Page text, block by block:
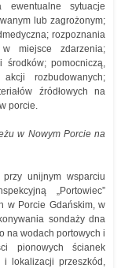
ewentualne sytuacje
lub zagrożonym;
rozpoznania
miejsce zdarzenia;
środków; pomocniczą,
rozbudowanych;
źródłowych na
porcie.
w Nowym Porcie na
unijnym wsparciu
„Portowiec”
w Porcie Gdańskim, w
sondaży dna
na wodach portowych i
pionowych ścianek
i lokalizacji przeszkód,